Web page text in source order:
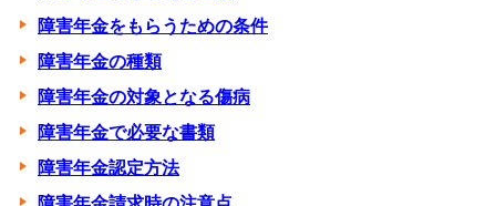
障害年金をもらうための条件
障害年金の種類
障害年金の対象となる傷病
障害年金で必要な書類
障害年金認定方法